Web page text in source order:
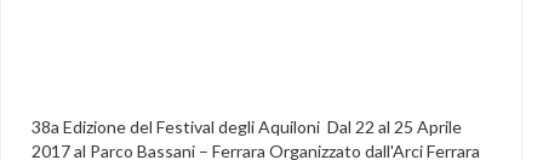
38a Edizione del Festival degli Aquiloni Dal 22 al 25 Aprile
2017 al Parco Bassani – Ferrara Organizzato dall'Arci Ferrara